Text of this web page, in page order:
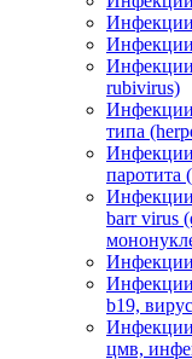
Инфекции
Инфекции
Инфекции
rubivirus)
Инфекции
типа
Инфекции
паротита
Инфекции
barr virus
Инфекции
b19,
Инфекции
цмв,